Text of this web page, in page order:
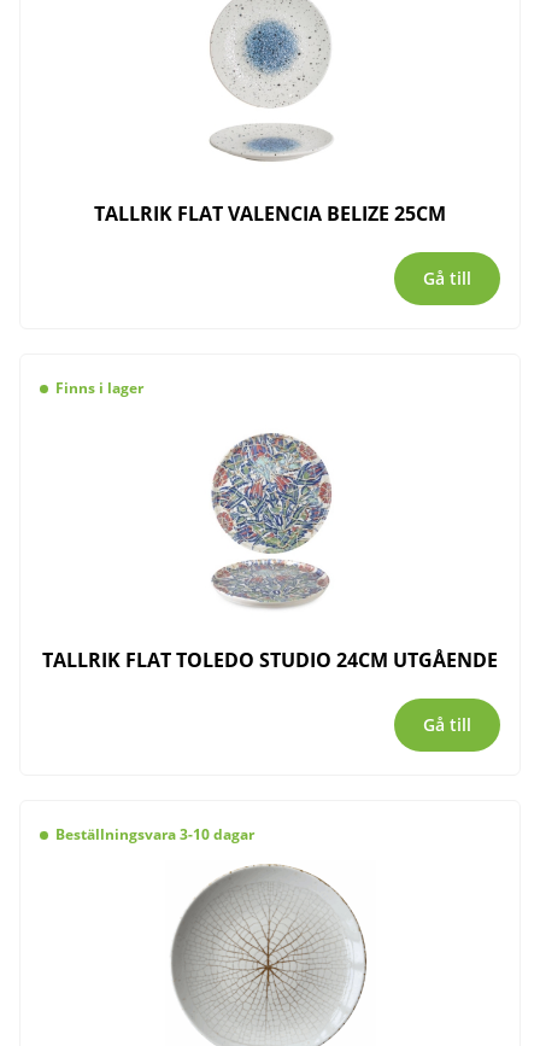
TALLRIK FLAT VALENCIA BELIZE 25CM
Gå till
Finns i lager
TALLRIK FLAT TOLEDO STUDIO 24CM UTGÅENDE
Gå till
Beställningsvara 3-10 dagar